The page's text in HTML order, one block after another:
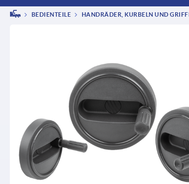
BEDIENTEILE HANDRÄDER, KURBELN UND